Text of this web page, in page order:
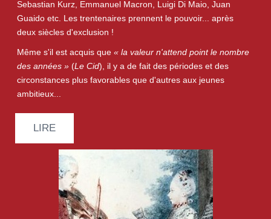
Sebastian Kurz, Emmanuel Macron, Luigi Di Maio, Juan
Guaido etc. Les trentenaires prennent le pouvoir... après
deux siècles d'exclusion !
Même s'il est acquis que « la valeur n'attend point le nombre
des années » (Le Cid), il y a de fait des périodes et des
circonstances plus favorables que d'autres aux jeunes
ambitieux...
LIRE